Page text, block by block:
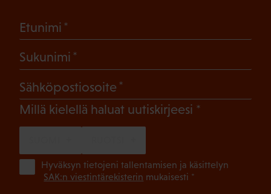
Etunimi
Sukunimi
Sähköpostiosoite
Millä kielellä haluat uutiskirjeesi (Pakollinen)
Hyväksyn tietojeni tallentamisen ja käsittelyn
SAK:n viestintärekisterin mukaisesti *